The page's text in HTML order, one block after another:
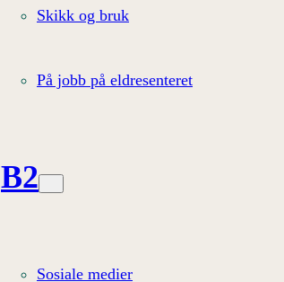
Skikk og bruk
På jobb på eldresenteret
B2
Sosiale medier